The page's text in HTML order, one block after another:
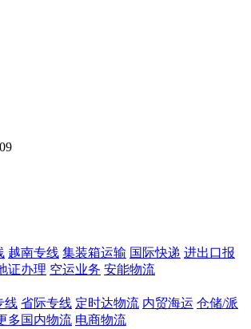
越南专线 集装箱运输 国际快递 进出口报
证办理 空运业务 安能物流
线 省际专线 定时达物流 内贸海运 仓储/派
多国内物流 电商物流